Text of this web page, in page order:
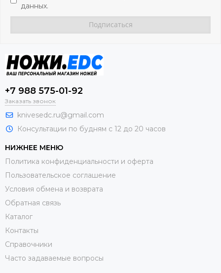
данных.
+7 988 575-01-92
Заказать звонок
knivesedc.ru@gmail.com
Консультации по будням с 12 до 20 часов
НИЖНЕЕ МЕНЮ
Политика конфиденциальности и оферта
Пользовательское соглашение
Условия обмена и возврата
Обратная связь
Каталог
Контакты
Справочники
Часто задаваемые вопросы